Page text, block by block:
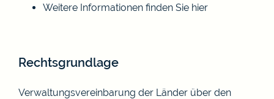
Weitere Informationen finden Sie hier
Rechtsgrundlage
Verwaltungsvereinbarung der Länder über den